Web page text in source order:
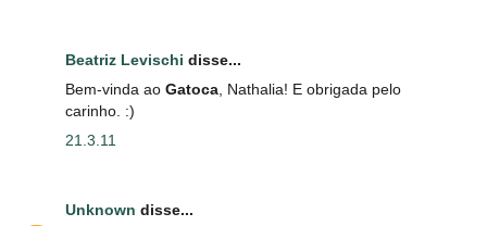
Beatriz Levischi disse...
Bem-vinda ao Gatoca , Nathalia! E obrigada pelo
carinho. :)
21.3.11
Unknown disse...